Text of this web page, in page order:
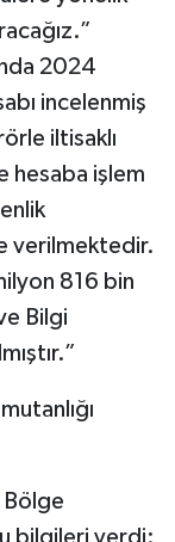
2024
incelenmiş
iltisaklı
hesaba işlem
verilmektedir.
816 bin
Bilgi
Bölge
bilgileri verdi: